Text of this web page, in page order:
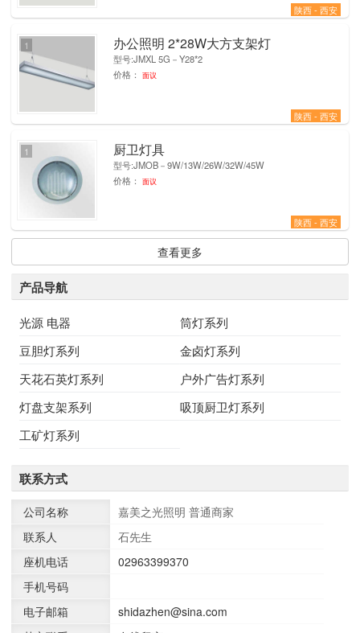
陕西 - 西安
办公照明 2*28W大方支架灯
型号:JMXL 5G－Y28*2
价格：
面议
陕西 - 西安
1
厨卫灯具
型号:JMOB－9W/13W/26W/32W/45W
价格：
面议
陕西 - 西安
1
查看更多
产品导航
光源 电器
筒灯系列
豆胆灯系列
金卤灯系列
天花石英灯系列
户外广告灯系列
灯盘支架系列
吸顶厨卫灯系列
工矿灯系列
联系方式
公司名称 嘉美之光照明 普通商家
联系人
石先生
座机电话
02963399370
手机号码
电子邮箱
shidazhen@sina.com